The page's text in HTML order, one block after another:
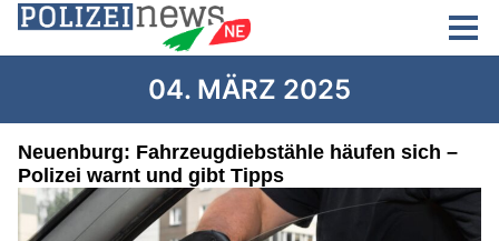
04. MÄRZ 2025
Neuenburg: Fahrzeugdiebstähle häufen sich –
Polizei warnt und gibt Tipps